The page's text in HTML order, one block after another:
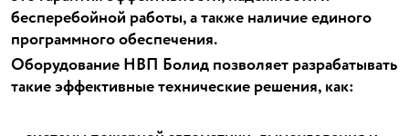
бесперебойной работы, а также наличие единого
программного обеспечения.
Оборудование НВП Болид позволяет разрабатывать
такие эффективные технические решения, как: